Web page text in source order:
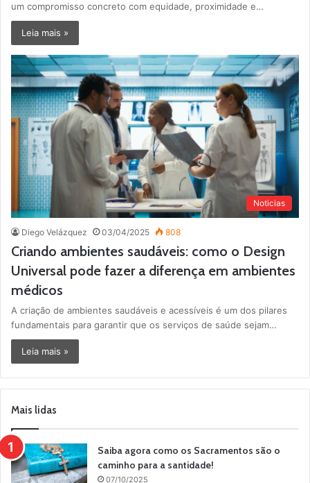
um compromisso concreto com equidade, proximidade e…
Leia mais »
Noticias
Diego Velázquez 03/04/2025 808
Criando ambientes saudáveis: como o Design
Universal pode fazer a diferença em ambientes
médicos
A criação de ambientes saudáveis e acessíveis é um dos pilares
fundamentais para garantir que os serviços de saúde sejam…
Leia mais »
Mais lidas
Saiba agora como os Sacramentos são o
caminho para a santidade!
07/10/2025